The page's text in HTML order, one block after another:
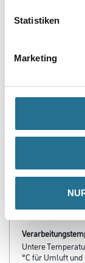
Statistiken
Marketing
- Nebelfrei im
verarbeiten
- Frei von
- sd-Wert < 0,1 m
- Hohe
notwendig ist
Untere
°C für Umluft